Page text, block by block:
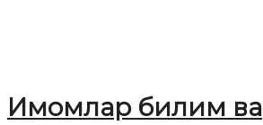
Имомлар билим ва